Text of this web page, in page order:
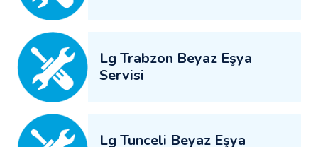
Lg Trabzon Beyaz Eşya
Servisi
Lg Tunceli Beyaz Eşya